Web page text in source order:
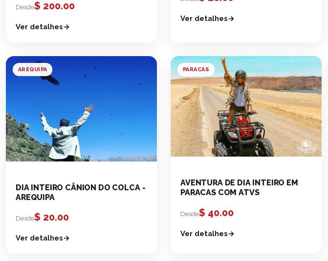
Desde$ 200.00
Ver detalhes
Ver detalhes
AREQUIPA
DIA INTEIRO CÂNION DO COLCA -
AREQUIPA
Desde$ 20.00
Ver detalhes
PARACAS
AVENTURA DE DIA INTEIRO EM
PARACAS COM ATVS
Desde$ 40.00
Ver detalhes